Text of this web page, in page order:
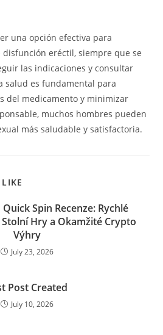
una opción efectiva para
eréctil, siempre que se
las indicaciones y consultar
salud es fundamental para
del medicamento y minimizar
muchos hombres pueden
más saludable y satisfactoria.
Spin Recenze: Rychlé
Hry a Okamžité Crypto
Výhry
July 23, 2026
Post Created
July 10, 2026